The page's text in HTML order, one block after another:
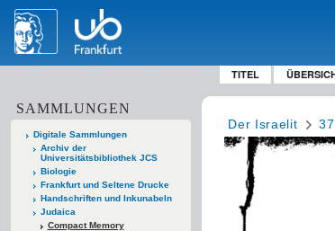
TITEL
SAMMLUNGEN
Digitale Sammlungen
Archiv der
Universitätsbibliothek JCS
Biologie
Frankfurt und Seltene Drucke
Handschriften und Inkunabeln
Judaica
Compact Memory
Der Israelit